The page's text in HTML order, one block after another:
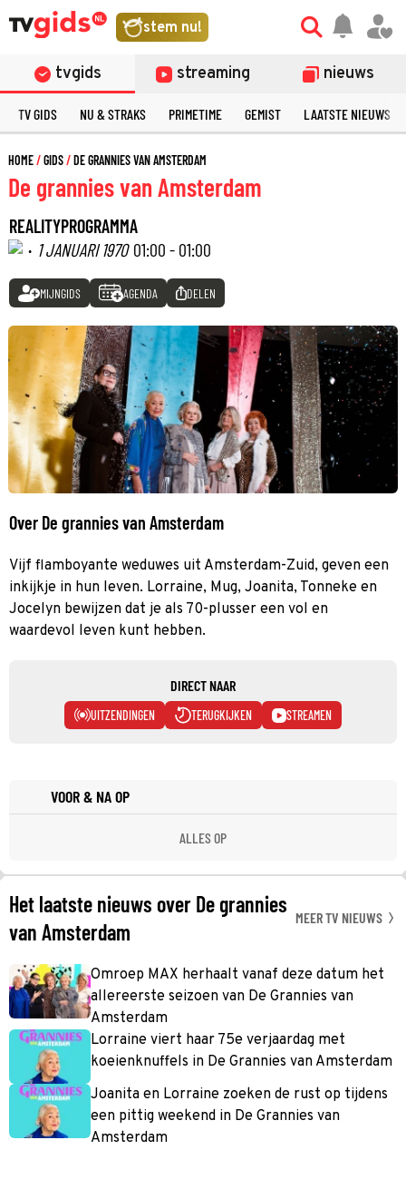
stem nu!
tvgids streaming nieuws
TV GIDS NU & STRAKS PRIMETIME GEMIST LAATSTE NIEUWS
HOME GIDS DE GRANNIES VAN AMSTERDAM
De grannies van Amsterdam
REALITYPROGRAMMA
· 1 JANUARI 1970 01:00 - 01:00
MIJNGIDS AGENDA DELEN
Over De grannies van Amsterdam
Vijf flamboyante weduwes uit Amsterdam-Zuid, geven een
inkijkje in hun leven. Lorraine, Mug, Joanita, Tonneke en
Jocelyn bewijzen dat je als 70-plusser een vol en
waardevol leven kunt hebben.
DIRECT NAAR
UITZENDINGEN TERUGKIJKEN STREAMEN
VOOR & NA OP
ALLES OP
Het laatste nieuws over De grannies
van Amsterdam
MEER TV NIEUWS
Omroep MAX herhaalt vanaf deze datum het
allereerste seizoen van De Grannies van
Amsterdam
Lorraine viert haar 75e verjaardag met
koeienknuffels in De Grannies van Amsterdam
Joanita en Lorraine zoeken de rust op tijdens
een pittig weekend in De Grannies van
Amsterdam